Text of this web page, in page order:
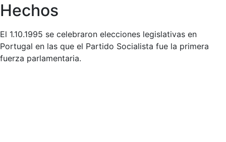
Hechos
El 1.10.1995 se celebraron elecciones legislativas en
Portugal en las que el Partido Socialista fue la primera
fuerza parlamentaria.